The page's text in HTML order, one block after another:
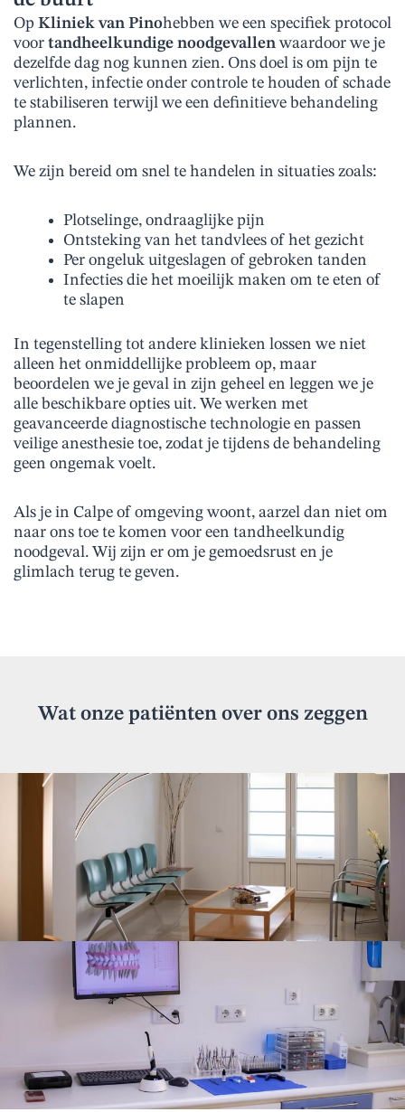
Op Kliniek van Pinohebben we een specifiek protocol
voor tandheelkundige noodgevallenwaardoor we je
dezelfde dag nog kunnen zien. Ons doel is om pijn te
verlichten, infectie onder controle te houden of schade
te stabiliseren terwijl we een definitieve behandeling
plannen.
We zijn bereid om snel te handelen in situaties zoals:
Plotselinge, ondraaglijke pijn
Ontsteking van het tandvlees of het gezicht
Per ongeluk uitgeslagen of gebroken tanden
Infecties die het moeilijk maken om te eten of
te slapen
In tegenstelling tot andere klinieken lossen we niet
alleen het onmiddellijke probleem op, maar
beoordelen we je geval in zijn geheel en leggen we je
alle beschikbare opties uit. We werken met
geavanceerde diagnostische technologie en passen
veilige anesthesie toe, zodat je tijdens de behandeling
geen ongemak voelt.
Als je in Calpe of omgeving woont, aarzel dan niet om
naar ons toe te komen voor een tandheelkundig
noodgeval. Wij zijn er om je gemoedsrust en je
glimlach terug te geven.
Wat onze patiënten over ons zeggen